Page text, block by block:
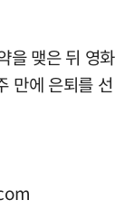
을 맺은 뒤 영화
만에 은퇴를 선